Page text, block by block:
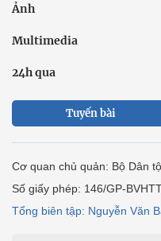
Ảnh
Multimedia
24h qua
Tuyến bài
Cơ quan chủ quản: Bộ Dân
Số giấy phép: 146/GP-
Tổng biên tập: Nguyễn Văn